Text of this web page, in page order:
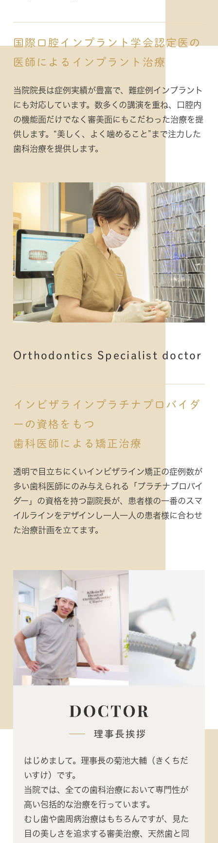
国際口腔インプラント学会認定医の
医師によるインプラント治療
当院院長は症例実績が豊富で、難症例インプラント
にも対応しています。数多くの講演を重ね、口腔内
の機能面だけでなく審美面にもこだわった治療を提
供します。“美しく、よく噛めること”まで注力した
歯科治療を提供します。
Orthodontics Specialist doctor
インビザラインプラチナプロバイダ
ーの資格をもつ
歯科医師による矯正治療
透明で目立ちにくいインビザライン矯正の症例数が
多い歯科医師にのみ与えられる「プラチナプロバイ
ダー」の資格を持つ副院長が、患者様の一番のスマ
イルラインをデザインし一人一人の患者様に合わせ
た治療計画を立てます。
はじめまして。理事長の菊池大輔（きくちだ
いすけ）です。
当院では、全ての歯科治療において専門性が
高い包括的な治療を行っています。
むし歯や歯周病治療はもちろんですが、見た
目の美しさを追求する審美治療、天然歯と同